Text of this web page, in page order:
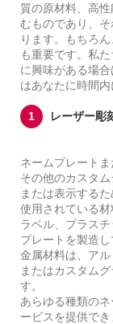
質の原材料、高
むものであり、
ります。もちろ
も重要です。私
に興味がある場
はあなたに時間内
1 レーザー彫
ネームプレート
その他のカスタ
または表示する
使用されている
ラベル、プラス
プレートを製造し
金属材料は、アル
またはカスタム
す。
あらゆる種類の
ービスを提供で